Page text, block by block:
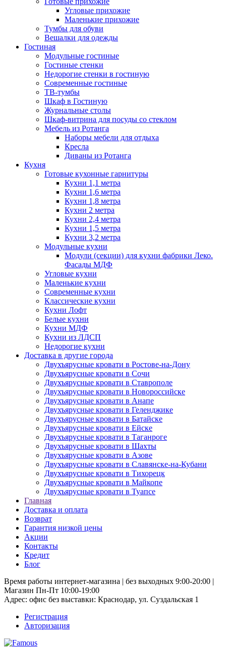
Угловые прихожие
Маленькие прихожие
Тумбы для обуви
Вешалки для одежды
Гостиная
Модульные гостиные
Гостиные стенки
Недорогие стенки в гостиную
Современные гостиные
ТВ-тумбы
Шкаф в Гостиную
Журнальные столы
Шкаф-витрина для посуды со стеклом
Мебель из Ротанга
Наборы мебели для отдыха
Кресла
Диваны из Ротанга
Кухня
Готовые кухонные гарнитуры
Кухни 1,1 метра
Кухни 1,6 метра
Кухни 1,8 метра
Кухни 2 метра
Кухни 2,4 метра
Кухни 1,5 метра
Кухни 3,2 метра
Модульные кухни
Модули (секции) для кухни фабрики Леко.
Фасады МДФ
Угловые кухни
Маленькие кухни
Современные кухни
Классические кухни
Кухни Лофт
Белые кухни
Кухни МДФ
Кухни из ЛДСП
Недорогие кухни
Доставка в другие города
Двухъярусные кровати в Ростове-на-Дону
Двухъярусные кровати в Сочи
Двухъярусные кровати в Ставрополе
Двухъярусные кровати в Новороссийске
Двухъярусные кровати в Анапе
Двухъярусные кровати в Геленджике
Двухъярусные кровати в Батайске
Двухъярусные кровати в Ейске
Двухъярусные кровати в Таганроге
Двухъярусные кровати в Шахты
Двухъярусные кровати в Азове
Двухъярусные кровати в Славянске-на-Кубани
Двухъярусные кровати в Тихорецк
Двухъярусные кровати в Майкопе
Двухъярусные кровати в Туапсе
Главная
Доставка и оплата
Возврат
Гарантия низкой цены
Акции
Контакты
Кредит
Блог
Время работы интернет-магазина | без выходных 9:00-20:00 |
Магазин Пн-Пт 10:00-19:00
Адрес: офис без выставки: Краснодар, ул. Суздальская 1
Регистрация
Авторизация